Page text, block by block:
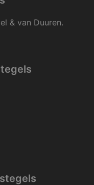
& van Duuren.